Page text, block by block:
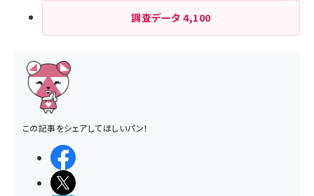
調査データ4,100
この記事をシェアしてほしいパン！